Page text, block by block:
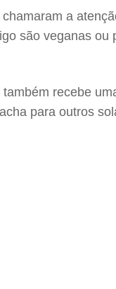
a
são veganas
recebe
para outros